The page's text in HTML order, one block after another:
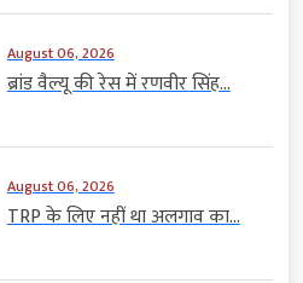
August 06, 2026
ब्रांड वैल्यू की रेस में रणवीर सिंह...
August 06, 2026
TRP के लिए नहीं था अलगाव का...